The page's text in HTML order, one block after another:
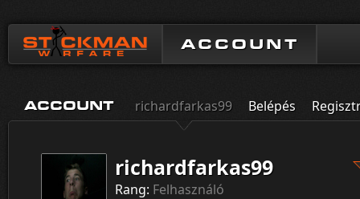
ACCOUNT
ACCOUNT richardfarkas99 Belépés
richardfarkas99
Rang: Felhasználó